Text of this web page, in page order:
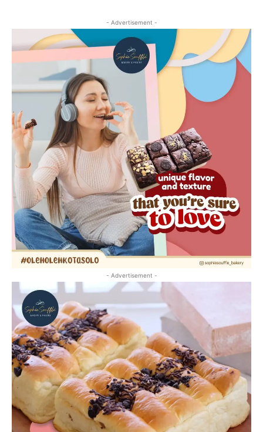
- Advertisement -
- Advertisement -